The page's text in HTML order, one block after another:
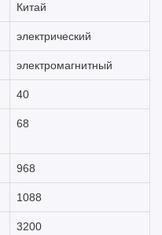
Китай
электрический
электромагнитный
40
68
968
1088
3200